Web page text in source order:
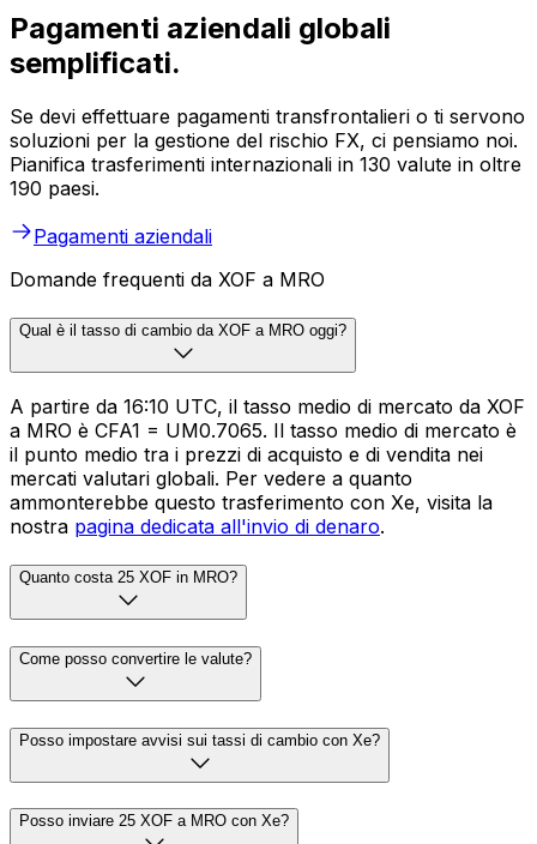
Pagamenti aziendali globali
semplificati.
Se devi effettuare pagamenti transfrontalieri o ti servono
soluzioni per la gestione del rischio FX, ci pensiamo noi.
Pianifica trasferimenti internazionali in 130 valute in oltre
190 paesi.
Pagamenti aziendali
Domande frequenti da XOF a MRO
Qual è il tasso di cambio da XOF a MRO oggi?
A partire da 16:10 UTC, il tasso medio di mercato da XOF
a MRO è CFA1 = UM0.7065. Il tasso medio di mercato è
il punto medio tra i prezzi di acquisto e di vendita nei
mercati valutari globali. Per vedere a quanto
ammonterebbe questo trasferimento con Xe, visita la
nostra pagina dedicata all'invio di denaro.
Quanto costa 25 XOF in MRO?
Come posso convertire le valute?
Posso impostare avvisi sui tassi di cambio con Xe?
Posso inviare 25 XOF a MRO con Xe?